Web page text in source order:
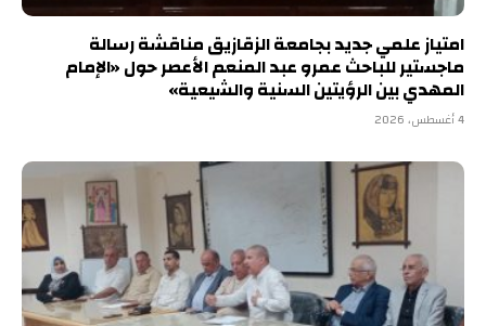
امتياز علمي جديد بجامعة الزقازيق مناقشة رسالة
ماجستير للباحث عمرو عبد المنعم الأعصر حول «الإمام
المهدي بين الرؤيتين السنية والشيعية»
4 أغسطس، 2026